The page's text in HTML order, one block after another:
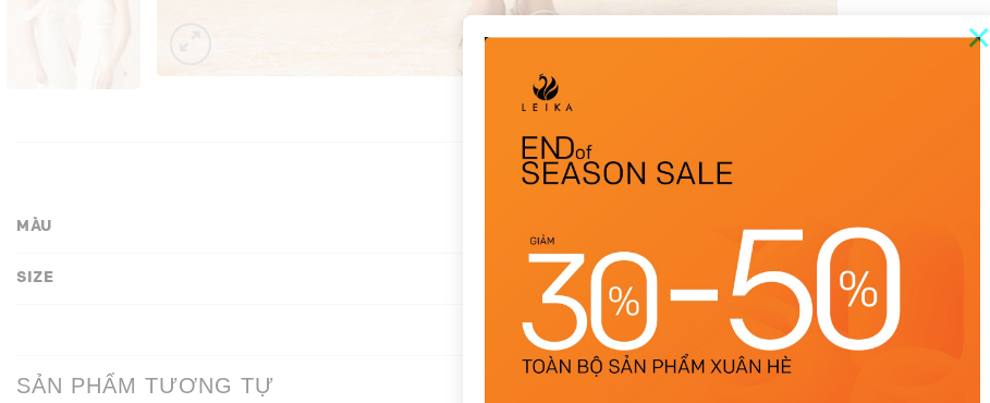
×
THÔNG TIN BỔ SUNG
MÀU
SIZE S, M, L
SẢN PHẨM TƯƠNG TỰ